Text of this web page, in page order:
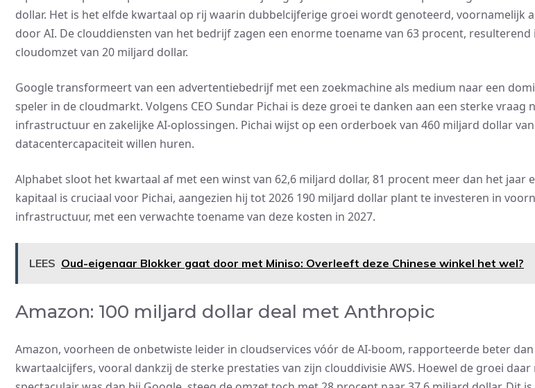
dollar. Het is het elfde kwartaal op rij waarin dubbelcijferige groei wordt genoteerd, voornamelijk
door AI. De clouddiensten van het bedrijf zagen een enorme toename van 63 procent, resulterend
cloudomzet van 20 miljard dollar.
Google transformeert van een advertentiebedrijf met een zoekmachine als medium naar een
speler in de cloudmarkt. Volgens CEO Sundar Pichai is deze groei te danken aan een sterke vraag
infrastructuur en zakelijke AI-oplossingen. Pichai wijst op een orderboek van 460 miljard dollar
datacentercapaciteit willen huren.
Alphabet sloot het kwartaal af met een winst van 62,6 miljard dollar, 81 procent meer dan het jaar
kapitaal is cruciaal voor Pichai, aangezien hij tot 2026 190 miljard dollar plant te investeren in
infrastructuur, met een verwachte toename van deze kosten in 2027.
LEES Oud-eigenaar Blokker gaat door met Miniso: Overleeft deze Chinese winkel het wel?
Amazon: 100 miljard dollar deal met Anthropic
Amazon, voorheen de onbetwiste leider in cloudservices vóór de AI-boom, rapporteerde beter
kwartaalcijfers, vooral dankzij de sterke prestaties van zijn clouddivisie AWS. Hoewel de groei